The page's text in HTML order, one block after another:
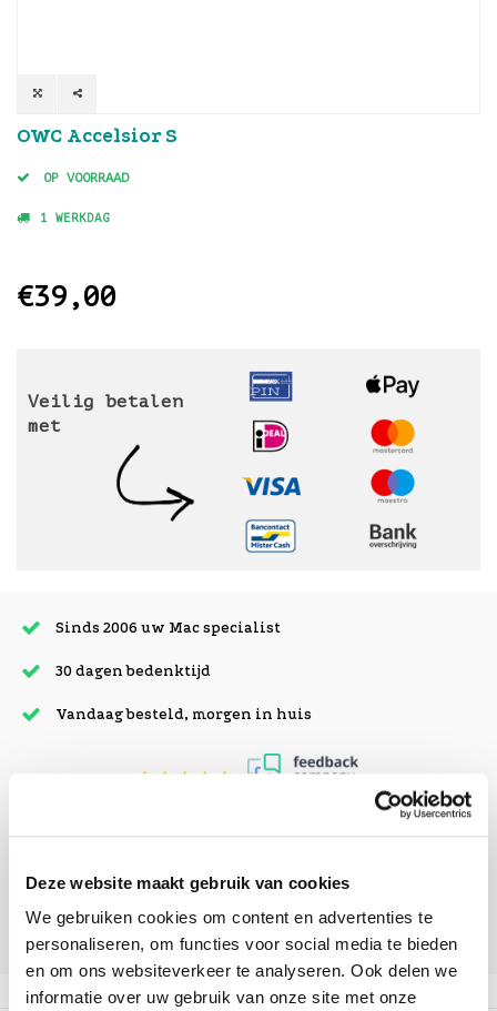
Deze website maakt gebruik van cookies
We gebruiken cookies om content en advertenties te
personaliseren, om functies voor social media te bieden
en om ons websiteverkeer te analyseren. Ook delen we
informatie over uw gebruik van onze site met onze
OWC Accelsior S
OP VOORRAAD
1 WERKDAG
€39,00
Veilig betalen
met
Sinds 2006 uw Mac specialist
30 dagen bedenktijd
Vandaag besteld, morgen in huis